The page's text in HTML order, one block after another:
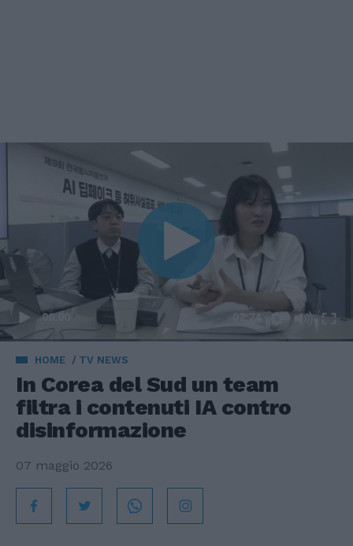
00:00 02:24
HOME TV NEWS
In Corea del Sud un team
filtra i contenuti IA contro
disinformazione
07 maggio 2026